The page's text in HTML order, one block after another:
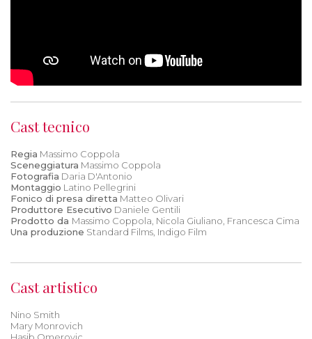
Cast tecnico
Regia Massimo Coppola
Sceneggiatura Massimo Coppola
Fotografia Daria D'Antonio
Montaggio Latino Pellegrini
Fonico di presa diretta Matteo Olivari
Produttore Esecutivo Daniele Gentili
Prodotto da Massimo Coppola, Nicola Giuliano, Francesca Cima
Una produzione Standard Films, Indigo Film
Cast artistico
Nino Smith
Mary Monrovich